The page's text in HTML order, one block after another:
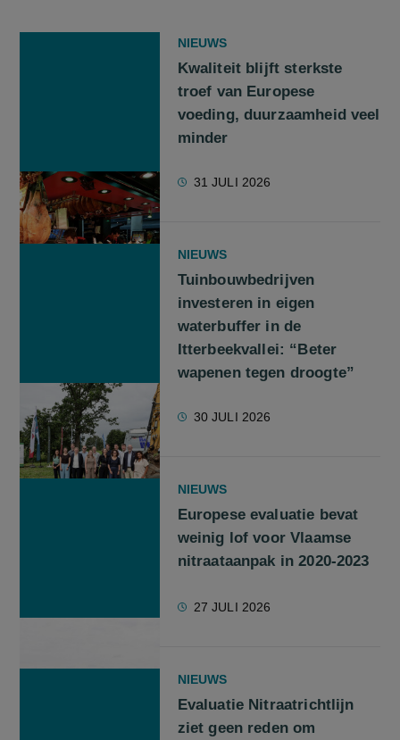
NIEUWS
Kwaliteit blijft sterkste
troef van Europese
voeding, duurzaamheid veel
minder
31 JULI 2026
NIEUWS
Tuinbouwbedrijven
investeren in eigen
waterbuffer in de
Itterbeekvallei: “Beter
wapenen tegen droogte”
30 JULI 2026
NIEUWS
Europese evaluatie bevat
weinig lof voor Vlaamse
nitraataanpak in 2020-2023
27 JULI 2026
NIEUWS
Evaluatie Nitraatrichtlijn
ziet geen reden om